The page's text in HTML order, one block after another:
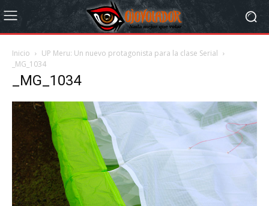
Inicio
UP Meru: Un nuevo protagonista para la clase Serial
_MG_1034
_MG_1034